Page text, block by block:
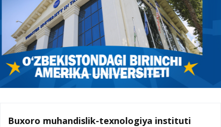
Buxoro muhandislik-texnologiya instituti